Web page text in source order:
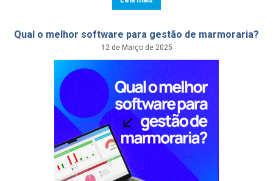
Qual o melhor software para gestão de marmoraria?
12 de Março de 2025